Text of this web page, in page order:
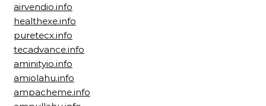
airvendio.info
healthexe.info
puretecx.info
tecadvance.info
aminityio.info
amiolahu.info
ampacheme.info